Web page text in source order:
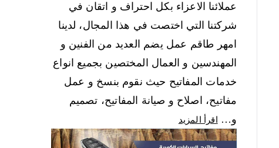
عملائنا الاعزاء بكل احتراف و اتقان في
شركتنا التي اختصت في هذا المجال، لدينا
امهر طاقم عمل يضم العديد من الفنين و
المهندسين و العمال المختصين بجميع انواع
خدمات المفاتيح حيث نقوم بنسخ و عمل
مفاتيح، اصلاح و صيانة المفاتيح، تصميم
و…
اقرأ المزيد